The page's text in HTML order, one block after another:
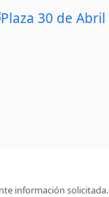
información solicitada.